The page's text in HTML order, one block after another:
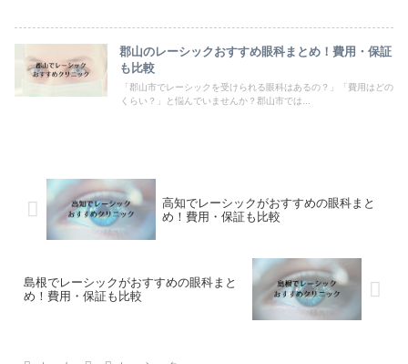
郡山のレーシックおすすめ眼科まとめ！費用・保証
も比較
「郡山市でレーシックを受けられる眼科はあるの？」「費用はどの
くらい？」と悩んでいませんか？郡山市では...
高知でレーシックがおすすめの眼科まと
め！費用・保証も比較
島根でレーシックがおすすめの眼科まと
め！費用・保証も比較